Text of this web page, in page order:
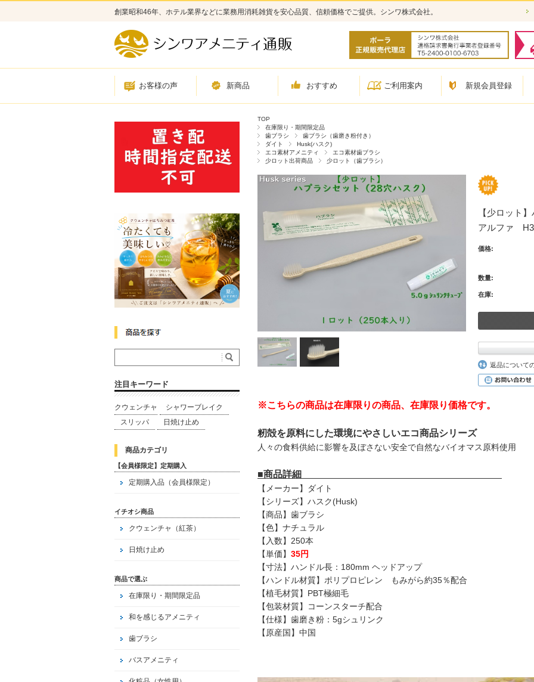
創業昭和46年、ホテル業界などに業務用消耗雑貨を安心品質、信頼価格でご提供。シンワ株式会社。
お客様の声 新商品 おすすめ ご利用案内 新規会員登録
TOP
在庫限り・期間限定品
歯ブラシ
歯ブラシ（歯磨き粉付き）
ダイト
Husk(ハスク)
エコ素材アメニティ
エコ素材歯ブラシ
少ロット出荷商品
少ロット（歯ブラシ）
【少ロット
アルファ
価格:
数量:
在庫:
返品について
※こちらの商品は在庫限りの商品、在庫限り価格です。
籾殻を原料にした環境にやさしいエコ商品シリーズ
人々の食料供給に影響を及ぼさない安全で自然なバイオマス原料使用
■商品詳細
【メーカー】ダイト
【シリーズ】ハスク(Husk)
【商品】歯ブラシ
【色】ナチュラル
【入数】250本
【単価】 35円
【寸法】ハンドル長：180mm ヘッドアップ
【ハンドル材質】ポリプロピレン もみがら約35％配合
【植毛材質】PBT極細毛
【包装材質】コーンスターチ配合
【仕様】歯磨き粉：5gシュリンク
【原産国】中国
注目キーワード
クウェンチャ
シャワーブレイク
スリッパ
日焼け止め
商品カテゴリ
【会員様限定】定期購入
定期購入品（会員様限定）
イチオシ商品
クウェンチャ（紅茶）
日焼け止め
商品で選ぶ
在庫限り・期間限定品
和を感じるアメニティ
歯ブラシ
バスアメニティ